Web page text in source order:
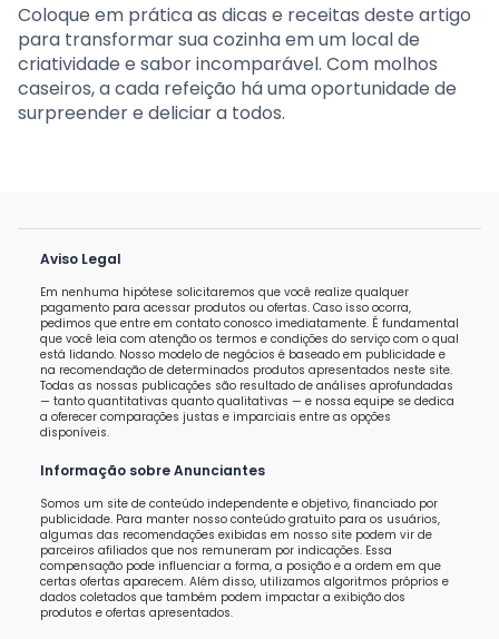
Coloque em prática as dicas e receitas deste artigo
para transformar sua cozinha em um local de
criatividade e sabor incomparável. Com molhos
caseiros, a cada refeição há uma oportunidade de
surpreender e deliciar a todos.
Aviso Legal
Em nenhuma hipótese solicitaremos que você realize qualquer
pagamento para acessar produtos ou ofertas. Caso isso ocorra,
pedimos que entre em contato conosco imediatamente. É fundamental
que você leia com atenção os termos e condições do serviço com o qual
está lidando. Nosso modelo de negócios é baseado em publicidade e
na recomendação de determinados produtos apresentados neste site.
Todas as nossas publicações são resultado de análises aprofundadas
— tanto quantitativas quanto qualitativas — e nossa equipe se dedica
a oferecer comparações justas e imparciais entre as opções
disponíveis.
Informação sobre Anunciantes
Somos um site de conteúdo independente e objetivo, financiado por
publicidade. Para manter nosso conteúdo gratuito para os usuários,
algumas das recomendações exibidas em nosso site podem vir de
parceiros afiliados que nos remuneram por indicações. Essa
compensação pode influenciar a forma, a posição e a ordem em que
certas ofertas aparecem. Além disso, utilizamos algoritmos próprios e
dados coletados que também podem impactar a exibição dos
produtos e ofertas apresentados.